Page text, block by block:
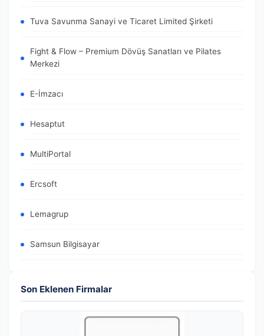
Tuva Savunma Sanayi ve Ticaret Limited Şirketi
Fight & Flow – Premium Dövüş Sanatları ve Pilates
Merkezi
E-İmzacı
Hesaptut
MultiPortal
Ercsoft
Lemagrup
Samsun Bilgisayar
Son Eklenen Firmalar